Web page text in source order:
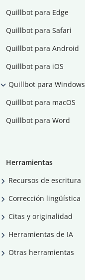
Quillbot para Edge
Quillbot para Safari
Quillbot para Android
Quillbot para iOS
Quillbot para Windows
Quillbot para macOS
Quillbot para Word
Herramientas
Recursos de escritura
Corrección lingüística
Citas y originalidad
Herramientas de IA
Otras herramientas